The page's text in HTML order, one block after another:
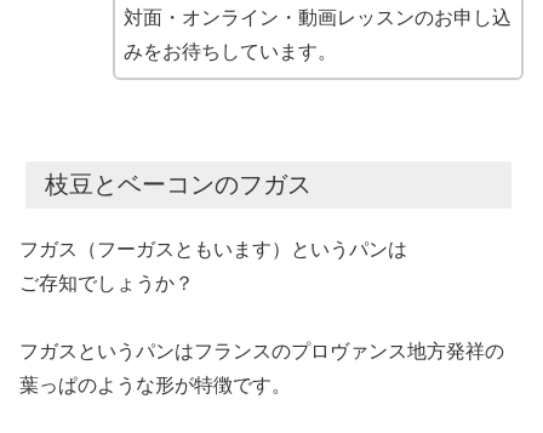
対面・オンライン・動画レッスンのお申し込
みをお待ちしています。
枝豆とベーコンのフガス
フガス （フーガスともいます）
というパンは
ご存知でしょうか？
フガスというパンはフランスのプロヴァンス地方発祥の
葉っぱのような形が特徴です。